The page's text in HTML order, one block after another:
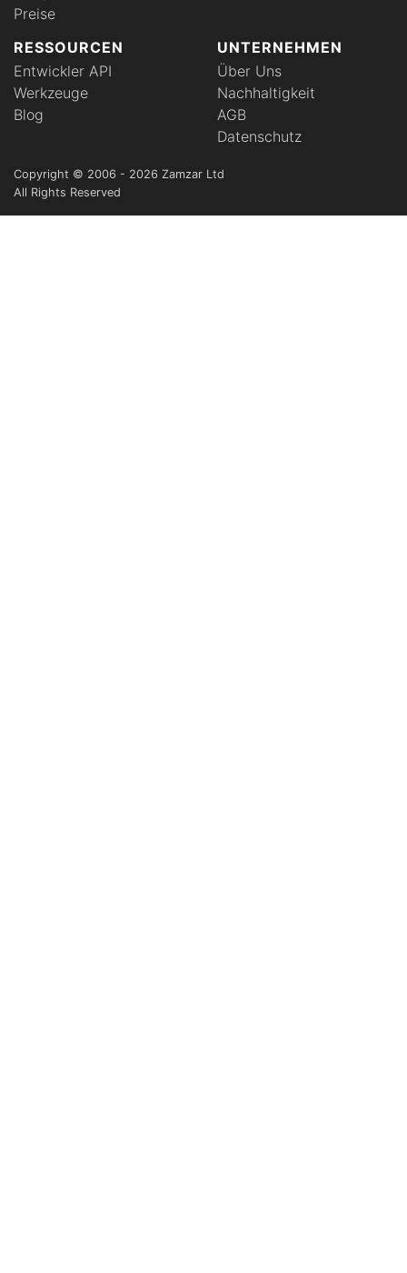
Preise
RESSOURCEN
Entwickler API
Werkzeuge
Blog
UNTERNEHMEN
Über Uns
Nachhaltigkeit
AGB
Datenschutz
Copyright © 2006 - 2026 Zamzar Ltd
All Rights Reserved